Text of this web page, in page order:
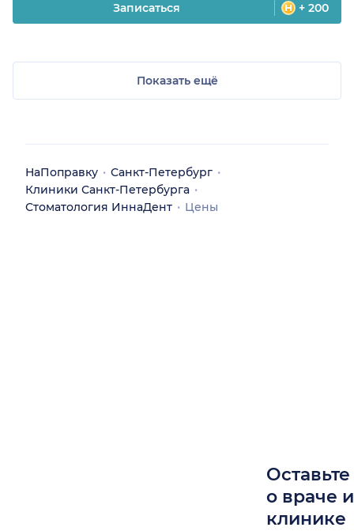
Записаться + 200
Показать ещё
НаПоправку
Санкт-Петербург
Клиники Санкт-Петербурга
Стоматология ИннаДент
Цены
о враче
клинике